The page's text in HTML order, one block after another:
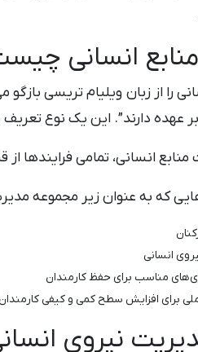
انسانی
را از زبان ویلیام تریسی
عهده دارند”. این یک نوع تعریف
انسانی، تمامی فرایندها
که به عنوان زیر مجموعه
انسانی
مناسب برای حفظ کارمندان
برای افزایش سطح کمی و کیفی کارمندان
نیروی